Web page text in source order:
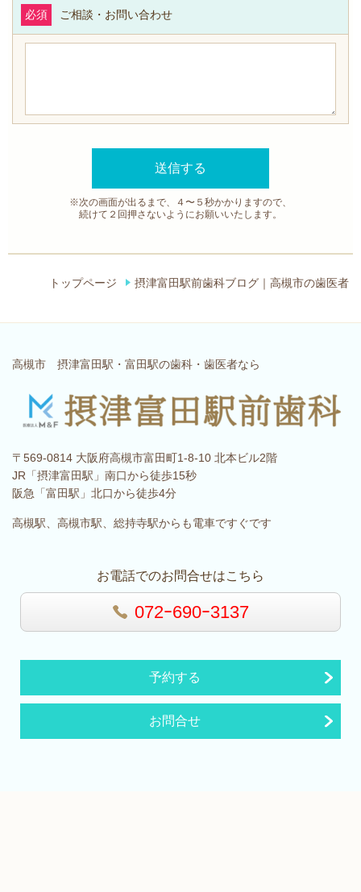
ご相談・お問い合わせ
必須
※次の画面が出るまで、４〜５秒かかりますので、
続けて２回押さないようにお願いいたします。
トップページ 摂津富田駅前歯科ブログ｜高槻市の歯医者
高槻市 摂津富田駅・富田駅の歯科・歯医者なら
〒569-0814 大阪府高槻市富田町1-8-10 北本ビル2階
JR「摂津富田駅」南口から徒歩15秒
阪急「富田駅」北口から徒歩4分
高槻駅、高槻市駅、総持寺駅からも電車ですぐです
お電話でのお問合せはこちら
072ｰ690ｰ3137
予約する
お問合せ